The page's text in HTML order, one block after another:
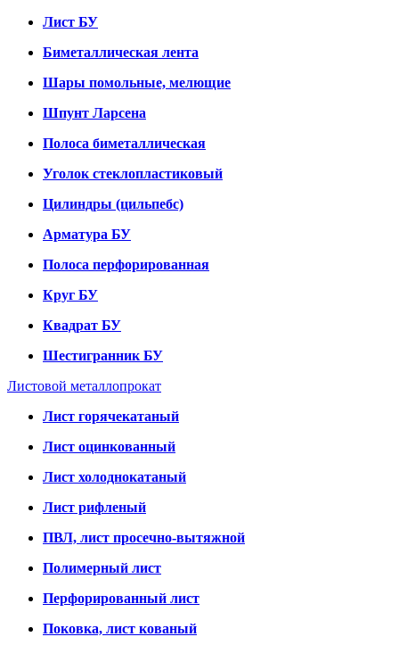
Лист БУ
Биметаллическая лента
Шары помольные, мелющие
Шпунт Ларсена
Полоса биметаллическая
Уголок стеклопластиковый
Цилиндры (цильпебс)
Арматура БУ
Полоса перфорированная
Круг БУ
Квадрат БУ
Шестигранник БУ
Листовой металлопрокат
Лист горячекатаный
Лист оцинкованный
Лист холоднокатаный
Лист рифленый
ПВЛ, лист просечно-вытяжной
Полимерный лист
Перфорированный лист
Поковка, лист кованый